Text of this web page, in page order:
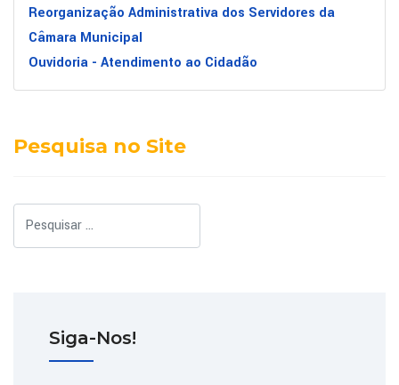
Reorganização Administrativa dos Servidores da
Câmara Municipal
Ouvidoria - Atendimento ao Cidadão
Pesquisa no Site
Pesquisar
Siga-Nos!